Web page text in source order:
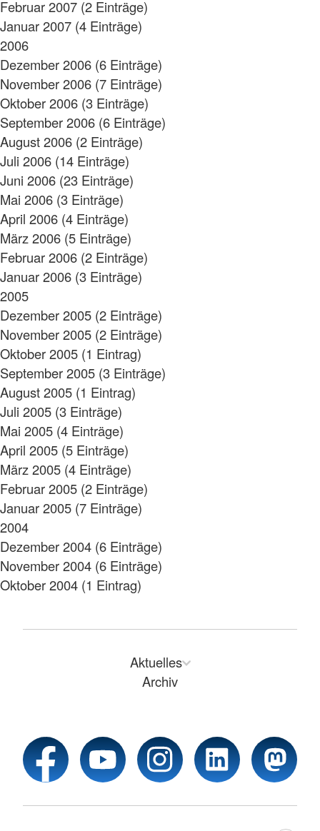
Februar 2007 (2 Einträge)
Januar 2007 (4 Einträge)
2006
Dezember 2006 (6 Einträge)
November 2006 (7 Einträge)
Oktober 2006 (3 Einträge)
September 2006 (6 Einträge)
August 2006 (2 Einträge)
Juli 2006 (14 Einträge)
Juni 2006 (23 Einträge)
Mai 2006 (3 Einträge)
April 2006 (4 Einträge)
März 2006 (5 Einträge)
Februar 2006 (2 Einträge)
Januar 2006 (3 Einträge)
2005
Dezember 2005 (2 Einträge)
November 2005 (2 Einträge)
Oktober 2005 (1 Eintrag)
September 2005 (3 Einträge)
August 2005 (1 Eintrag)
Juli 2005 (3 Einträge)
Mai 2005 (4 Einträge)
April 2005 (5 Einträge)
März 2005 (4 Einträge)
Februar 2005 (2 Einträge)
Januar 2005 (7 Einträge)
2004
Dezember 2004 (6 Einträge)
November 2004 (6 Einträge)
Oktober 2004 (1 Eintrag)
Aktuelles
Archiv